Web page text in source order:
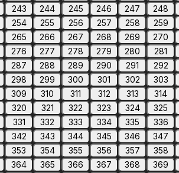
243
244 245 246 247 248
254
255 256 257 258 259
265
266 267 268 269 270
276
277 278 279 280 281
287
288 289 290 291 292
298
299 300 301 302 303
309
310 311 312 313 314
320
321 322 323 324 325
331
332 333 334 335 336
342
343 344 345 346 347
353
354 355 356 357 358
364
365 366 367 368 369